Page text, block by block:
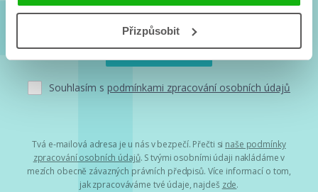
Přizpůsobit
Souhlasím s podmínkami zpracování osobních údajů
Tvá e-mailová adresa je u nás v bezpečí. Přečti si naše podmínky
zpracování osobních údajů. S tvými osobními údaji nakládáme v
mezích obecně závazných právních předpisů. Více informací o tom,
jak zpracováváme tvé údaje, najdeš zde.